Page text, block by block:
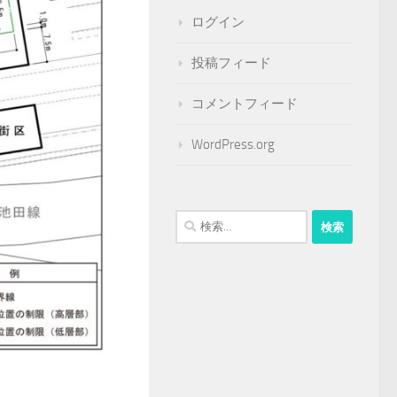
ログイン
投稿フィード
コメントフィード
WordPress.org
検
索: